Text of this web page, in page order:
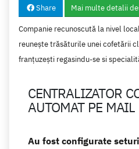
Share Mai multe detalii
Companie recunoscută la nivel
reunește trăsăturile unei cofetării
franțuzești regasindu-se si
CENTRALIZATOR
AUTOMAT PE MAIL
Au fost configurate